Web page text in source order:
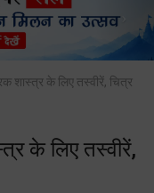
शास्त्र के लिए तस्वीरें, चित्र
के लिए तस्वीरें,